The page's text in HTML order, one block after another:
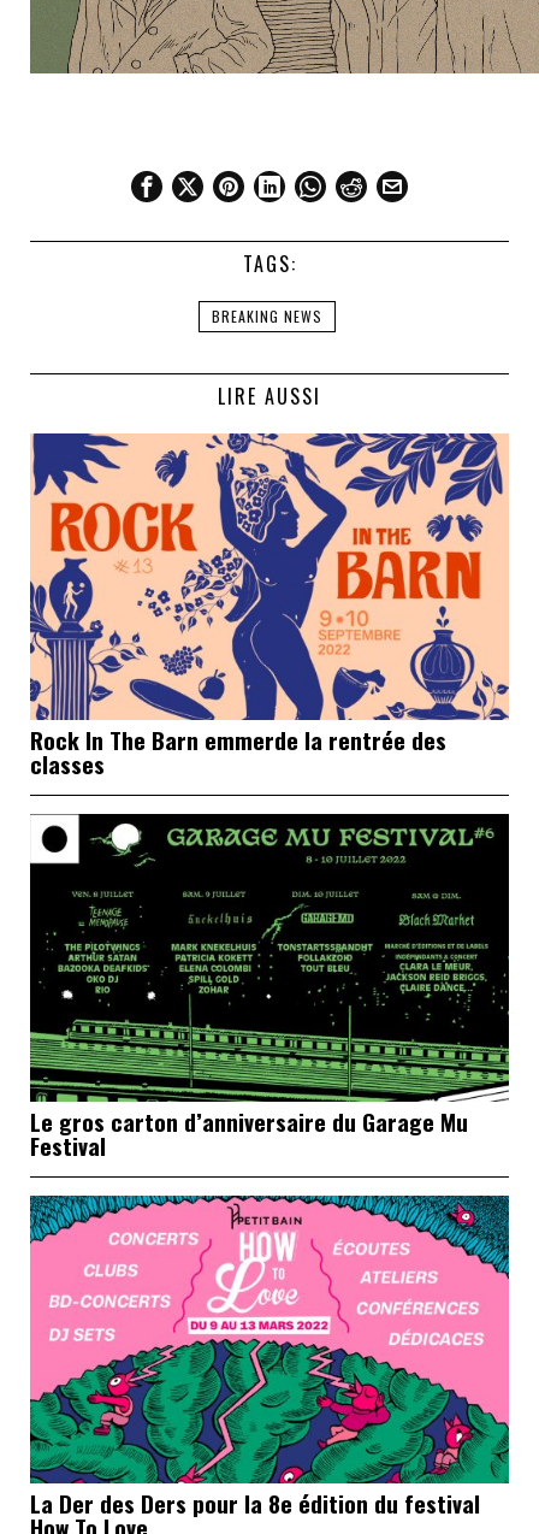
TAGS:
BREAKING NEWS
LIRE AUSSI
Rock In The Barn emmerde la rentrée des
classes
Le gros carton d’anniversaire du Garage Mu
Festival
La Der des Ders pour la 8e édition du festival
How To Love